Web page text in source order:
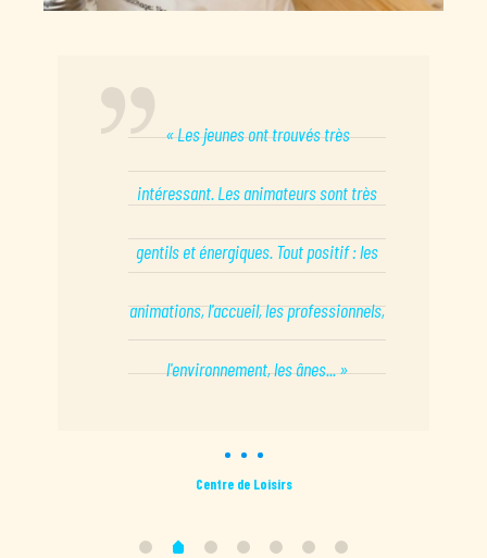
« Les jeunes ont trouvés très
intéressant. Les animateurs sont très
gentils et énergiques. Tout positif : les
animations, l'accueil, les professionnels,
l'environnement, les ânes... »
Centre de Loisirs